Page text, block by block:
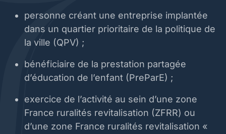
personne créant une entreprise implantée
dans un quartier prioritaire de la politique de
la ville (QPV) ;
bénéficiaire de la prestation partagée
d’éducation de l’enfant (PreParE) ;
exercice de l’activité au sein d’une zone
France ruralités revitalisation (ZFRR) ou
d’une zone France ruralités revitalisation «